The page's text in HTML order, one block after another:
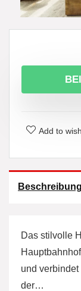
Add to
Beschreibung
Das stilvolle
und
der…